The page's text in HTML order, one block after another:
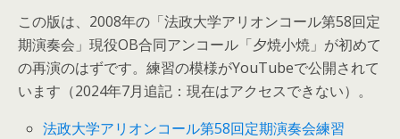
この版は、2008年の「法政大学アリオンコール第58回定
期演奏会」現役OB合同アンコール「夕焼小焼」が初めて
の再演のはずです。練習の模様がYouTubeで公開されて
います（2024年7月追記：現在はアクセスできない）。
法政大学アリオンコール第58回定期演奏会練習